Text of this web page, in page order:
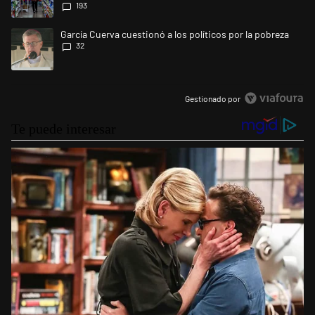
193
Un artículo de tendencia con el título "García Cuerva cuestionó a los
García Cuerva cuestionó a los políticos por la pobreza
32
Gestionado por